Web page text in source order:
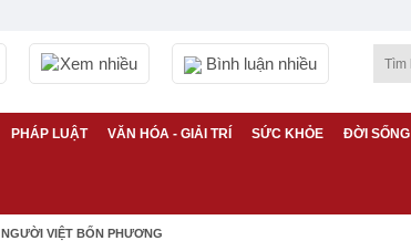
Xem nhiều Bình luận nhiều
PHÁP LUẬT VĂN HÓA - GIẢI TRÍ SỨC KHỎE ĐỜI SỐNG
NGƯỜI VIỆT BỐN PHƯƠNG